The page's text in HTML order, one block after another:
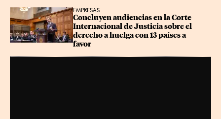
EMPRESAS
Concluyen audiencias en la Corte
Internacional de Justicia sobre el
derecho a huelga con 13 países a
favor